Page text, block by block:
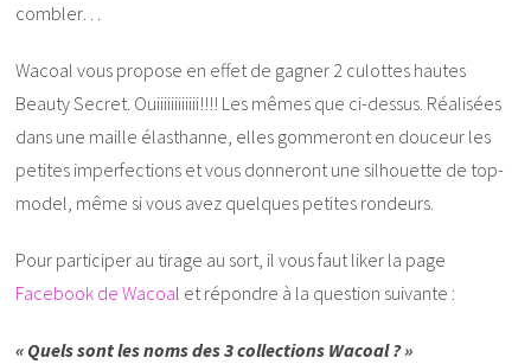
combler…
Wacoal vous propose en effet de gagner 2 culottes hautes
Beauty Secret. Ouiiiiiiiiiiii!!!! Les mêmes que ci-dessus. Réalisées
dans une maille élasthanne, elles gommeront en douceur les
petites imperfections et vous donneront une silhouette de top-
model, même si vous avez quelques petites rondeurs.
Pour participer au tirage au sort, il vous faut liker la page
Facebook de Wacoal et répondre à la question suivante :
« Quels sont les noms des 3 collections Wacoal ? »